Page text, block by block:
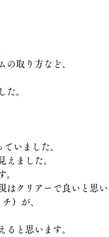
の取り方など、
た。
いました。
えました。
。
はクリアーで良いと思
）が、
ると思います。